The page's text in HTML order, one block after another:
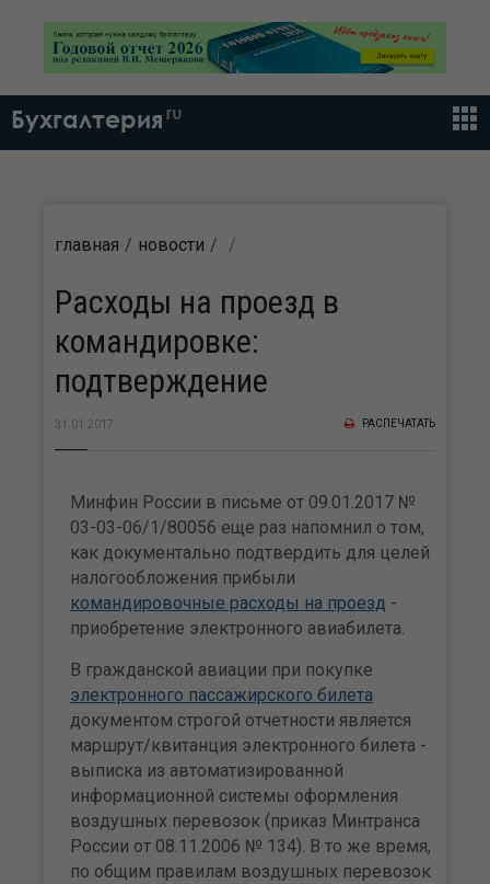
Бухгалтерия ru
главная новости
Расходы на проезд в
командировке:
подтверждение
31.01.2017 РАСПЕЧАТАТЬ
Минфин России в письме от 09.01.2017 №
03-03-06/1/80056 еще раз напомнил о том,
как документально подтвердить для целей
налогообложения прибыли
командировочные расходы на проезд -
приобретение электронного авиабилета.
В гражданской авиации при покупке
электронного пассажирского билета
документом строгой отчетности является
маршрут/квитанция электронного билета -
выписка из автоматизированной
информационной системы оформления
воздушных перевозок (приказ Минтранса
России от 08.11.2006 № 134). В то же время,
по общим правилам воздушных перевозок